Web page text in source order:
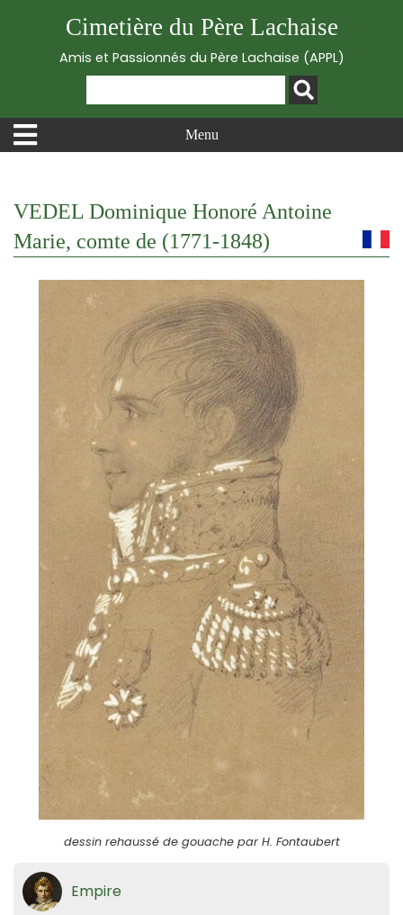
Cimetière du Père Lachaise
Amis et Passionnés du Père Lachaise (APPL)
Menu
VEDEL Dominique Honoré Antoine
Marie, comte de (1771-1848)
dessin rehaussé de gouache par H. Fontaubert
Empire